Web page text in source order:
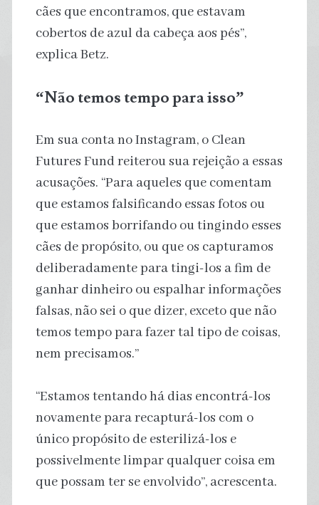
cães que encontramos, que estavam
cobertos de azul da cabeça aos pés”,
explica Betz.
“Não temos tempo para isso”
Em sua conta no Instagram, o Clean
Futures Fund reiterou sua rejeição a essas
acusações. “Para aqueles que comentam
que estamos falsificando essas fotos ou
que estamos borrifando ou tingindo esses
cães de propósito, ou que os capturamos
deliberadamente para tingi-los a fim de
ganhar dinheiro ou espalhar informações
falsas, não sei o que dizer, exceto que não
temos tempo para fazer tal tipo de coisas,
nem precisamos.”
“Estamos tentando há dias encontrá-los
novamente para recapturá-los com o
único propósito de esterilizá-los e
possivelmente limpar qualquer coisa em
que possam ter se envolvido”, acrescenta.